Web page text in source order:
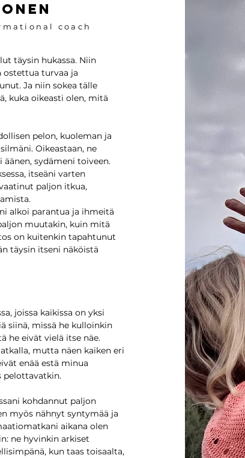
coach
täysin hukassa. Niin
turvaa ja
Ja niin sokea tälle
kuka oikeasti olen, mitä
pelon, kuoleman ja
Oikeastaan, ne
sydämeni toiveen.
itseäni varten
paljon itkua,
alkoi parantua ja ihmeitä
muutakin, kuin mitä
on kuitenkin tapahtunut
täysin itseni näköistä
joissa kaikissa on yksi
siinä, missä he kulloinkin
he eivät vielä itse näe.
mutta näen kaiken eri
enää estä minua
pelottavatkin.
kohdannut paljon
myös nähnyt syntymää ja
aikana olen
ne hyvinkin arkiset
kun taas toisaalta,